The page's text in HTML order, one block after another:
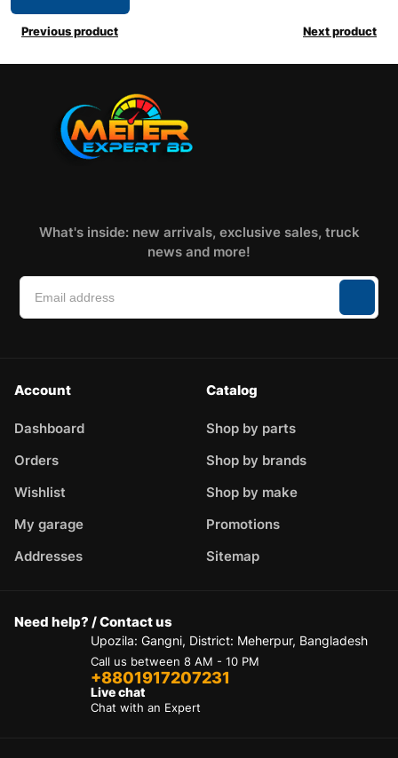
Previous product Next product
What's inside: new arrivals, exclusive sales, truck
news and more!
Account
Dashboard
Orders
Wishlist
My garage
Addresses
Catalog
Shop by parts
Shop by brands
Shop by make
Promotions
Sitemap
Need help? / Contact us
Upozila: Gangni, District: Meherpur, Bangladesh
Call us between 8 AM - 10 PM
+8801917207231
Live chat
Chat with an Expert